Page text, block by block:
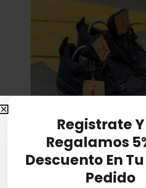
Registrate Y
Regalamos
Descuento En
Pedido